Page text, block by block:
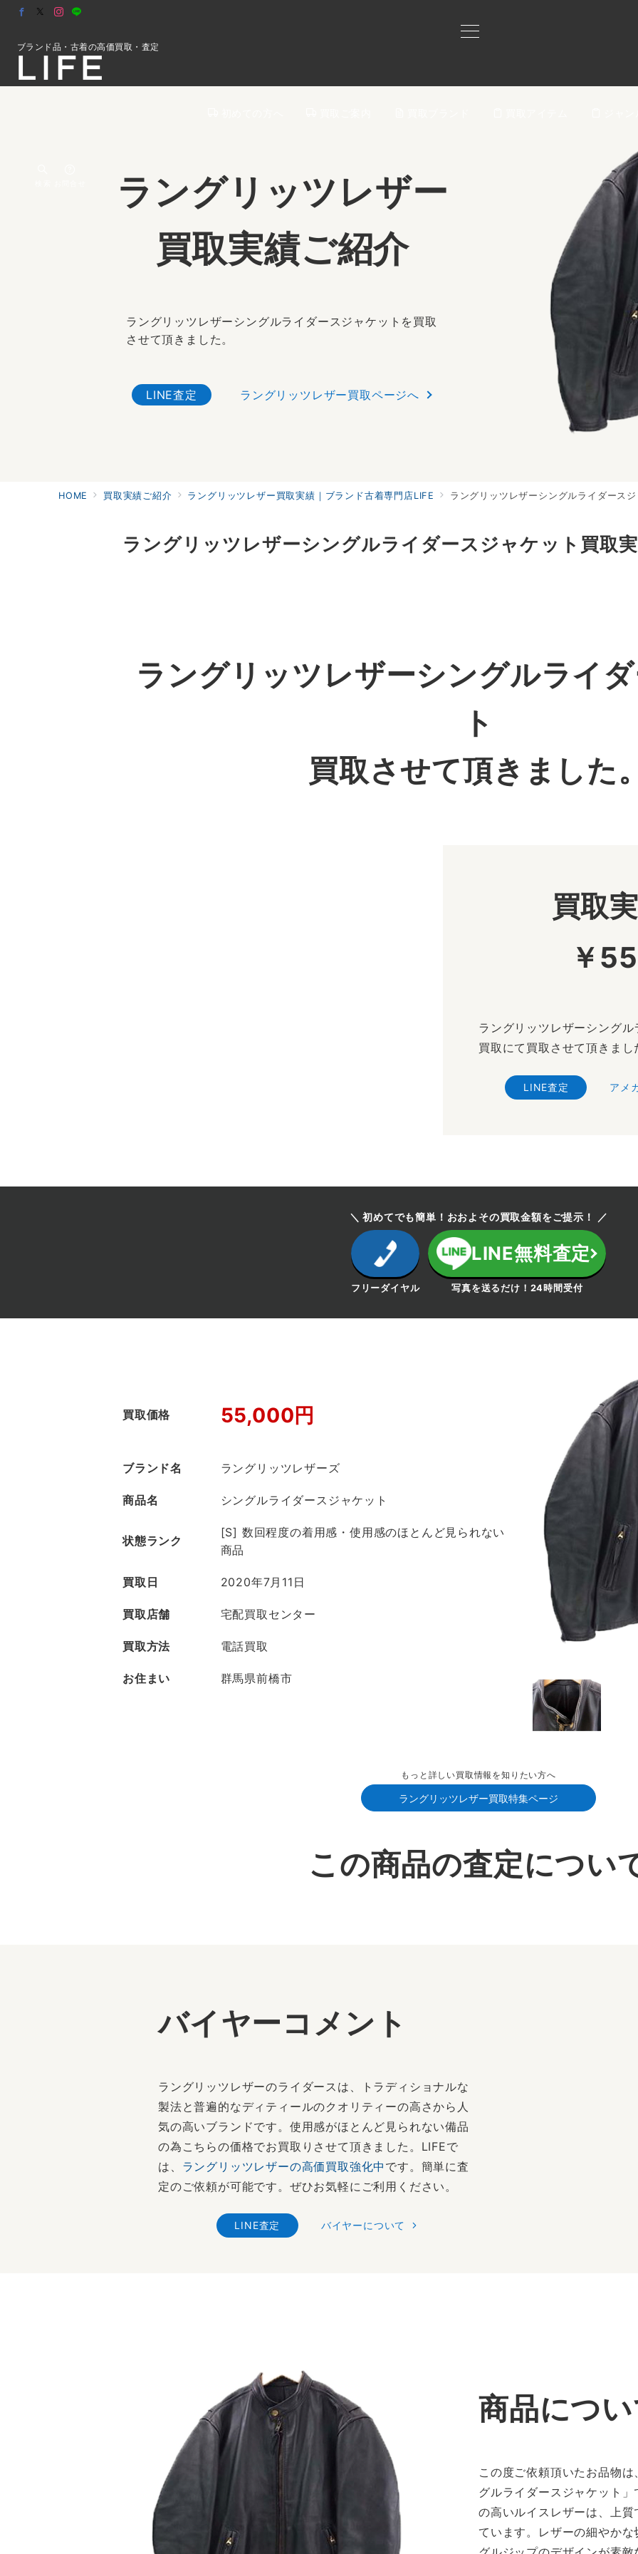
ブランド品・古着の高価買取・査定
ラングリッツレザー
買取実績ご紹介
ラングリッツレザーシングルライダースジャケットを買取
させて頂きました。
LINE査定 ラングリッツレザー買取ページへ
HOME 買取実績ご紹介 ラングリッツレザー買取実績｜ブランド古着専門店LIFE ラングリッツレザーシングルライダース
ラングリッツレザーシングルライダースジャケット買取
ラングリッツレザーシングルライ
ト
買取させて頂きました
買取
￥
ラングリッツレザーシング
買取にて買取させて頂きまし
LINE査定 アメ
＼ 初めてでも簡単！おおよその買取金額をご提示！ ／
フリーダイヤル
LINE無料査定
写真を送るだけ！24時間受付
買取価格 55,000円
ブランド名 ラングリッツレザーズ
商品名 シングルライダースジャケット
状態ランク
[S] 数回程度の着用感・使用感のほとんど見られない
商品
買取日 2020年7月11日
買取店舗 宅配買取センター
買取方法 電話買取
お住まい 群馬県前橋市
もっと詳しい買取情報を知りたい方へ
ラングリッツレザー買取特集ページ
この商品の査定につい
バイヤーコメント
ラングリッツレザーのライダースは、トラディショナルな
製法と普遍的なディティールのクオリティーの高さから人
気の高いブランドです。使用感がほとんど見られない備品
の為こちらの価格でお買取りさせて頂きました。LIFEで
は、 ラングリッツレザーの高価買取強化中 です。簡単に査
定のご依頼が可能です。ぜひお気軽にご利用ください。
LINE査定 バイヤーについて
商品につ
この度ご依頼頂いたお品物
グルライダースジャケット
の高いルイスレザーは、上
ています。レザーの細やか